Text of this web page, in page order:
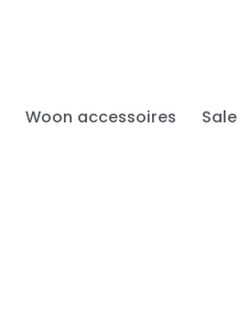
Woon accessoires Sale